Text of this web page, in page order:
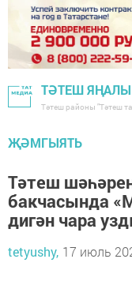
ТӘТЕШ
Тәтеш районы "Тәтеш
ҖӘМГЫЯТЬ
Тәтеш
бакчасында
дигән чара
tetyushy, 17 июль